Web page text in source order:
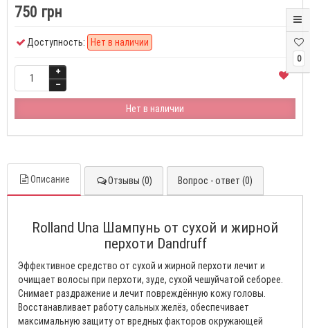
0
750 грн
Доступность: Нет в наличии
Нет в наличии
Описание Отзывы (0) Вопрос - ответ (0)
Rolland Una Шампунь от сухой и жирной
перхоти Dandruff
Эффективное средство от сухой и жирной перхоти лечит и
очищает волосы при перхоти, зуде, сухой чешуйчатой себорее.
Снимает раздражение и лечит повреждённую кожу головы.
Восстанавливает работу сальных желёз, обеспечивает
максимальную защиту от вредных факторов окружающей